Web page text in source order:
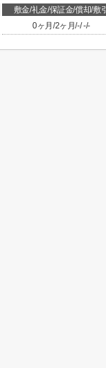
敷金/礼金/保証金/償却/敷引
0ヶ月 /2ヶ月/-/-/-